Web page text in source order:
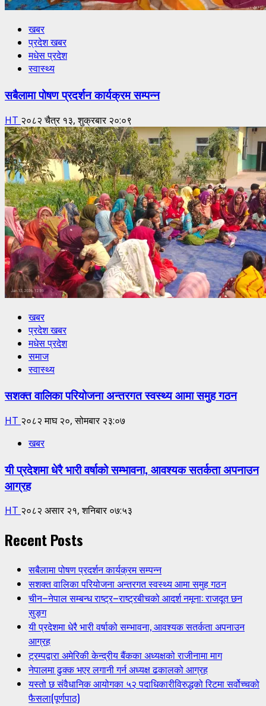
खबर
प्रदेश खबर
मधेस प्रदेश
स्वास्थ्य
सबैलामा पोषण प्रदर्शन कार्यक्रम सम्पन्न
HT २०८२ चैत्र १३, शुक्रबार २०:०९
खबर
प्रदेश खबर
मधेस प्रदेश
समाज
स्वास्थ्य
सशक्त वालिका परियोजना अन्तरगत स्वस्थ्य आमा समुह गठन
HT २०८२ माघ २०, सोमबार २३:०७
खबर
यी प्रदेशमा धेरै भारी वर्षाको सम्भावना, आवश्यक सतर्कता अपनाउन
आग्रह
HT २०८२ असार २१, शनिबार ०७:५३
Recent Posts
सबैलामा पोषण प्रदर्शन कार्यक्रम सम्पन्न
सशक्त वालिका परियोजना अन्तरगत स्वस्थ्य आमा समुह गठन
चीन–नेपाल सम्बन्ध राष्ट्र–राष्ट्रबीचको आदर्श नमूना: राजदूत छन
सुङ्ग
यी प्रदेशमा धेरै भारी वर्षाको सम्भावना, आवश्यक सतर्कता अपनाउन
आग्रह
ट्रम्पद्वारा अमेरिकी केन्द्रीय बैंकका अध्यक्षको राजीनामा माग
नेपालमा ढुक्क भएर लगानी गर्न अध्यक्ष ढकालको आग्रह
यस्तो छ संवैधानिक आयोगका ५२ पदाधिकारीविरुद्धको रिटमा सर्वोच्चको
फैसला(पूर्णपाठ)